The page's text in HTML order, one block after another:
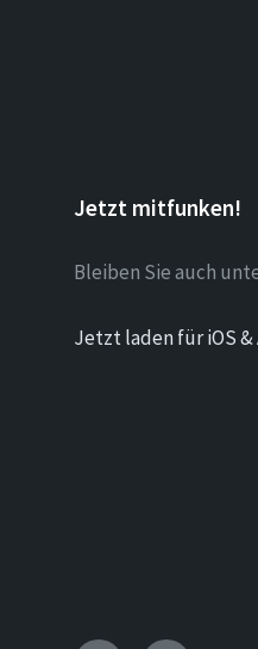
Jetzt mitfunken!
Bleiben Sie auch
Jetzt laden für iOS &